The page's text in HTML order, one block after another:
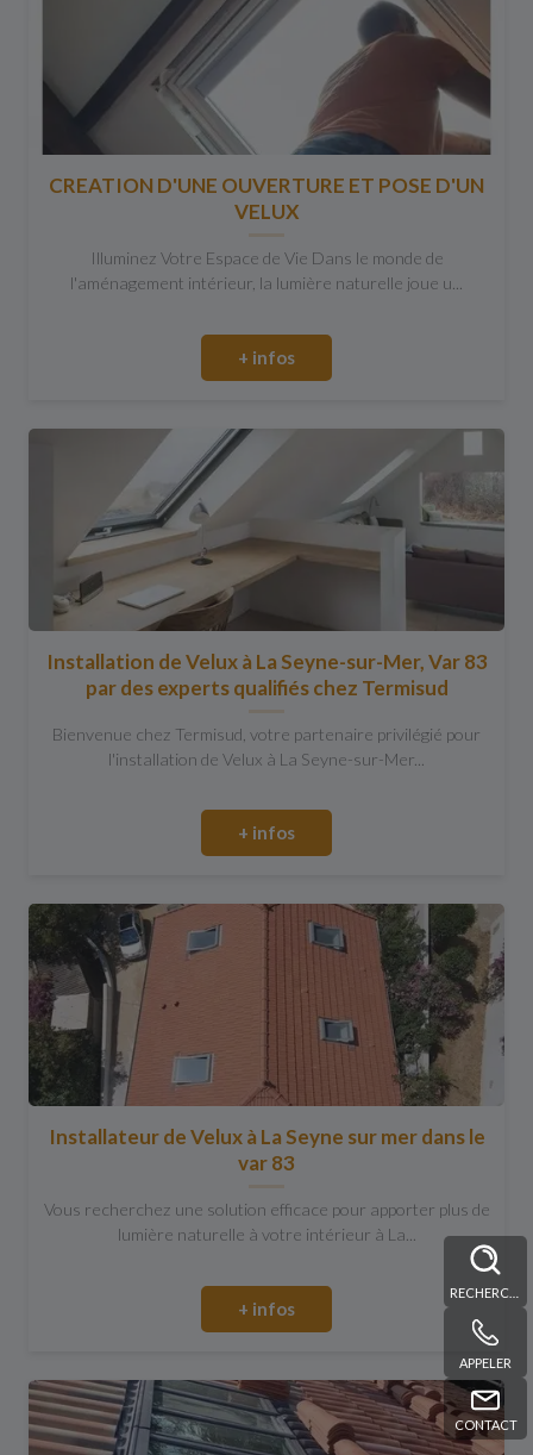
APPELER
CONTACT
CREATION D'UNE OUVERTURE ET POSE D'UN
VELUX
Illuminez Votre Espace de Vie Dans le monde de
l'aménagement intérieur, la lumière naturelle joue u...
+ infos
Installation de Velux à La Seyne-sur-Mer, Var 83
par des experts qualifiés chez Termisud
Bienvenue chez Termisud, votre partenaire privilégié pour
l'installation de Velux à La Seyne-sur-Mer...
+ infos
Installateur de Velux à La Seyne sur mer dans le
var 83
Vous recherchez une solution efficace pour apporter plus de
lumière naturelle à votre intérieur à La...
+ infos